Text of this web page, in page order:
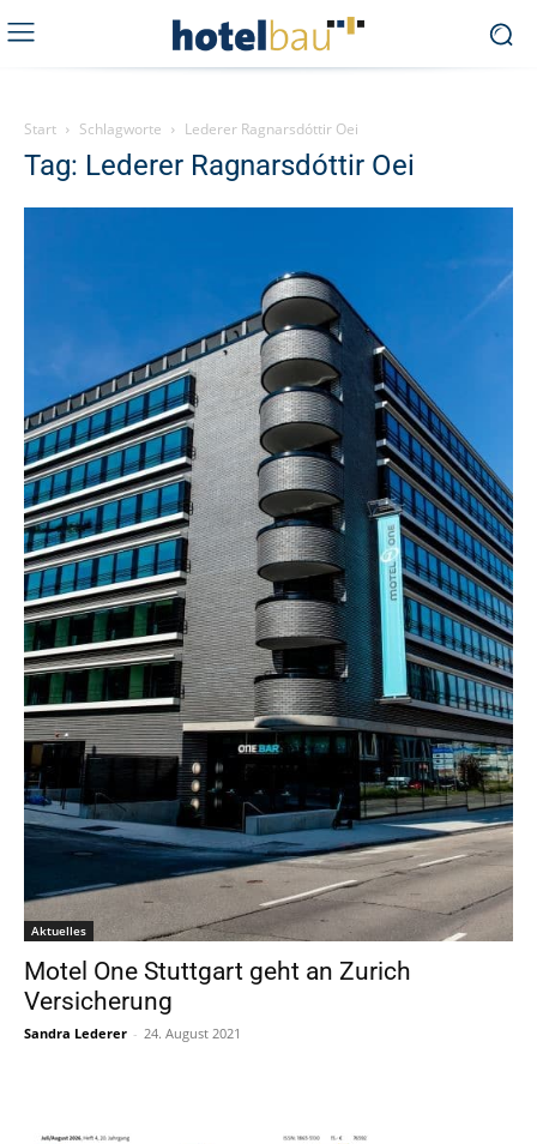
Start Schlagworte Lederer Ragnarsdóttir Oei
Tag: Lederer Ragnarsdóttir Oei
Aktuelles
Motel One Stuttgart geht an Zurich
Versicherung
Sandra Lederer - 24. August 2021